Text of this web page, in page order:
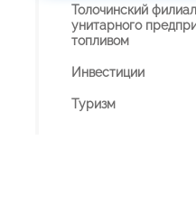
Толочинский
унитарного
топливом
Инвестиции
Туризм